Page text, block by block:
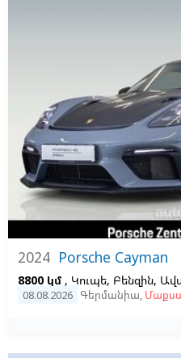
2024 Porsche Cayman
8800 կմ , Կուպե, Բենզին,
08.08.2026 Գերմանիա,